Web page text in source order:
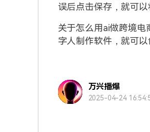
误后点击保存，就可
关于怎么用ai做跨境
字人制作软件，就可
万兴播爆
2025-04-24